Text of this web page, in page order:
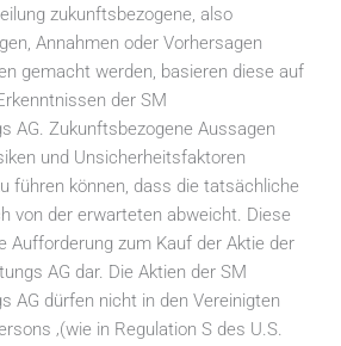
zukunftsbezogene, also
Annahmen oder Vorhersagen
gemacht werden, basieren diese auf
der SM
AG. Zukunftsbezogene Aussagen
und Unsicherheitsfaktoren
führen können, dass die tatsächliche
von der erwarteten abweicht. Diese
Aufforderung zum Kauf der Aktie der
AG dar. Die Aktien der SM
AG dürfen nicht in den Vereinigten
‚(wie in Regulation S des U.S.